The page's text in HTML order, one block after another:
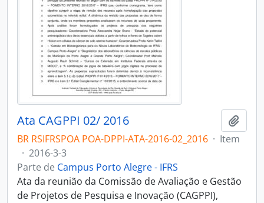
Ata CAGPPI 02/ 2016
BR RSIFRSPOA POA-DPPI-ATA-2016-02_2016 · Item
· 2016-3-3
Parte de Campus Porto Alegre - IFRS
Ata da reunião da Comissão de Avaliação e Gestão
de Projetos de Pesquisa e Inovação (CAGPPI),